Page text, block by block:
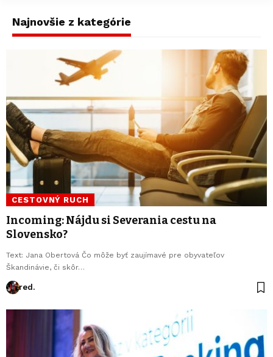
Najnovšie z kategórie
CESTOVNÝ RUCH
Incoming: Nájdu si Severania cestu na
Slovensko?
Text: Jana Obertová Čo môže byť zaujímavé pre obyvateľov
Škandinávie, či skôr…
red.